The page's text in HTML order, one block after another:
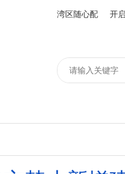
湾区随心配 开